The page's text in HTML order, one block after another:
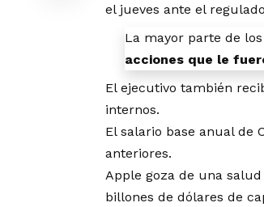
el jueves ante el
La mayor parte de
acciones que le
El ejecutivo también
internos.
El salario base anual de
anteriores.
Apple goza de una
billones de dólares de